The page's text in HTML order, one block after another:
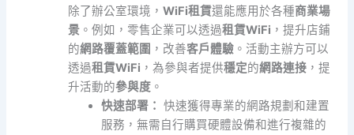
除了辦公室環境，WiFi租賃還能應用於各種商業場
景 。例如，零售企業可以透過租賃WiFi ，提升店鋪
的網路覆蓋範圍 ，改善客戶體驗 。活動主辦方可以
透過租賃WiFi ，為參與者提供穩定的網路連接 ，提
升活動的參與度 。
快速部署： 快速獲得專業的網路規劃和建置
服務，無需自行購買硬體設備和進行複雜的